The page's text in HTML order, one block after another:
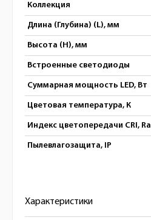
Коллекция
Длина (Глубина) (L), мм
Высота (H), мм
Встроенные светодиоды
Суммарная мощность LED, Вт
Цветовая температура, К
Индекс цветопередачи CRI, Ra
Пылевлагозащита, IP
Характеристики